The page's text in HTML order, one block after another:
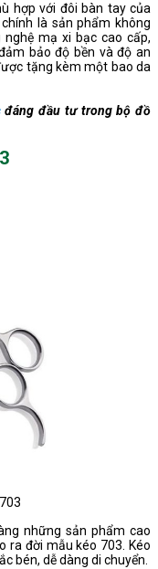
hợp với đôi bàn tay của
là sản phẩm không
mạ xi bạc cao cấp,
bảo độ bền và độ an
tặng kèm một bao da
đáng đầu tư trong bộ đồ
những sản phẩm cao
ra đời mẫu kéo 703. Kéo
bén, dễ dàng di chuyển.